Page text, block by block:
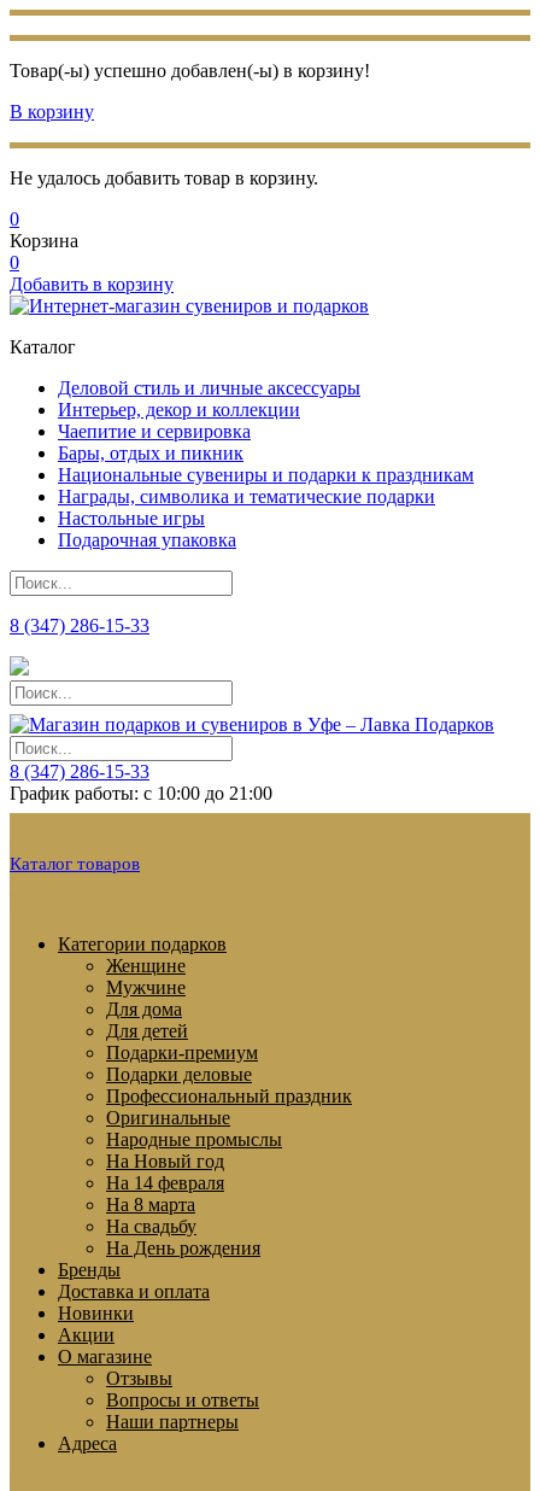
Товар(-ы) успешно добавлен(-ы) в корзину!
В корзину
Не удалось добавить товар в корзину.
0
Корзина
0
Добавить в корзину
Каталог
Деловой стиль и личные аксессуары
Интерьер, декор и коллекции
Чаепитие и сервировка
Бары, отдых и пикник
Национальные сувениры и подарки к праздникам
Награды, символика и тематические подарки
Настольные игры
Подарочная упаковка
8 (347) 286-15-33
8 (347) 286-15-33
График работы: с 10:00 до 21:00
Каталог товаров
Категории подарков
Женщине
Мужчине
Для дома
Для детей
Подарки-премиум
Подарки деловые
Профессиональный праздник
Оригинальные
Народные промыслы
На Новый год
На 14 февраля
На 8 марта
На свадьбу
На День рождения
Бренды
Доставка и оплата
Новинки
Акции
О магазине
Отзывы
Вопросы и ответы
Наши партнеры
Адреса